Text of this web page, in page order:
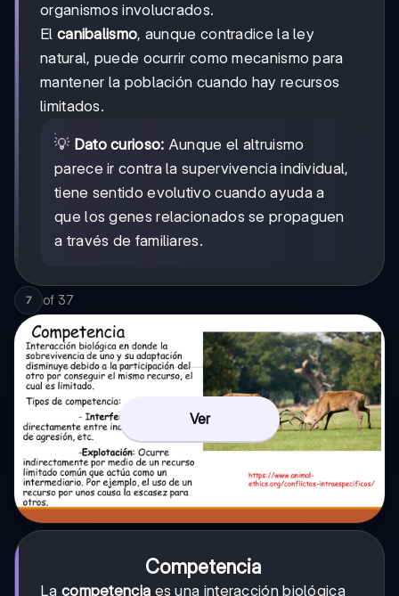
organismos involucrados.
El canibalismo, aunque contradice la ley
natural, puede ocurrir como mecanismo para
mantener la población cuando hay recursos
limitados.
💡 Dato curioso: Aunque el altruismo
parece ir contra la supervivencia individual,
tiene sentido evolutivo cuando ayuda a
que los genes relacionados se propaguen
a través de familiares.
7 of 37
Ver
Competencia
La competencia es una interacción biológica